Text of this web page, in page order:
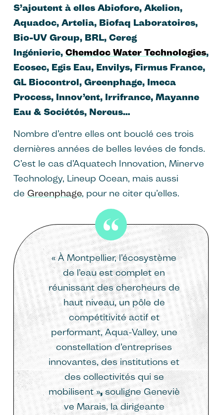
S’ajoutent à elles Abiofore, Akelion,
Aquadoc, Artelia, Biofaq Laboratoires,
Bio-UV Group, BRL, Cereg
Ingénierie, Chemdoc Water Technologies,
Ecosec, Egis Eau, Envilys, Firmus France,
GL Biocontrol, Greenphage, Imeca
Process, Innov’ent, Irrifrance, Mayanne
Eau & Sociétés, Nereus…
Nombre d’entre elles ont bouclé ces trois
dernières années de belles levées de fonds.
C’est le cas d’Aquatech Innovation, Minerve
Technology, Lineup Ocean, mais aussi
de Greenphage, pour ne citer qu’elles.
« À Montpellier, l’écosystème
de l’eau est complet en
réunissant des chercheurs de
haut niveau, un pôle de
compétitivité actif et
performant, Aqua-Valley, une
constellation d’entreprises
innovantes, des institutions et
des collectivités qui se
mobilisent »,souligne Geneviè
ve Marais, la dirigeante